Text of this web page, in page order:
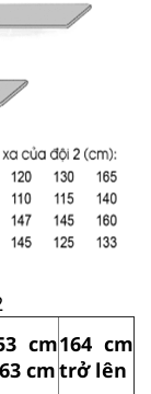
cm
cm
164 cm
trở lên